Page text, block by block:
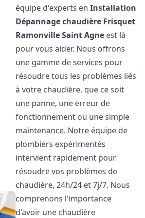
équipe d'experts enInstallation
Dépannage chaudière Frisquet
Ramonville Saint Agne est là
pour vous aider. Nous offrons
une gamme de services pour
résoudre tous les problèmes liés
à votre chaudière, que ce soit
une panne, une erreur de
fonctionnement ou une simple
maintenance. Notre équipe de
plombiers expérimentés
intervient rapidement pour
résoudre vos problèmes de
chaudière, 24h/24 et 7j/7. Nous
comprenons l'importance
d'avoir une chaudière